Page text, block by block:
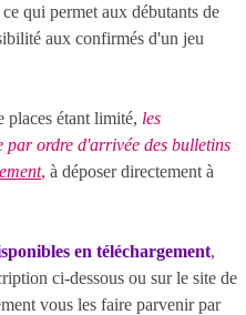
qui permet aux débutants de
aux confirmés d'un jeu
places étant limité, les
par ordre d'arrivée des bulletins
, à déposer directement à
en téléchargement,
ci-dessous ou sur le site de
vous les faire parvenir par